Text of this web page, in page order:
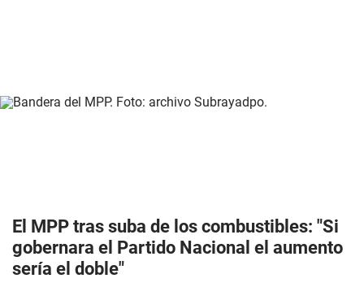
El MPP tras suba de los combustibles: "Si
gobernara el Partido Nacional el aumento
sería el doble"